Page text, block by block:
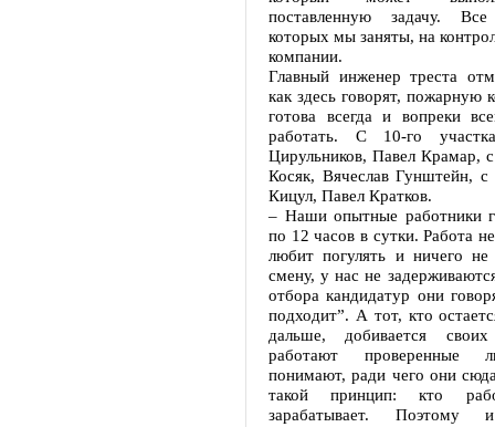
поставленную задачу.
которых мы заняты, на
компании.
Главный инженер треста
как здесь говорят, пожарную
готова всегда и вопреки
работать. С 10-го
Цирульников, Павел Крамар,
Косяк, Вячеслав Гунштейн,
Кицул, Павел Кратков.
– Наши опытные работники
по 12 часов в сутки. Работа
любит погулять и ничего не
смену, у нас не
отбора кандидатур они
подходит”. А тот, кто
дальше, добивается
работают проверенные
понимают, ради чего они
такой принцип: кто
зарабатывает. Поэтому